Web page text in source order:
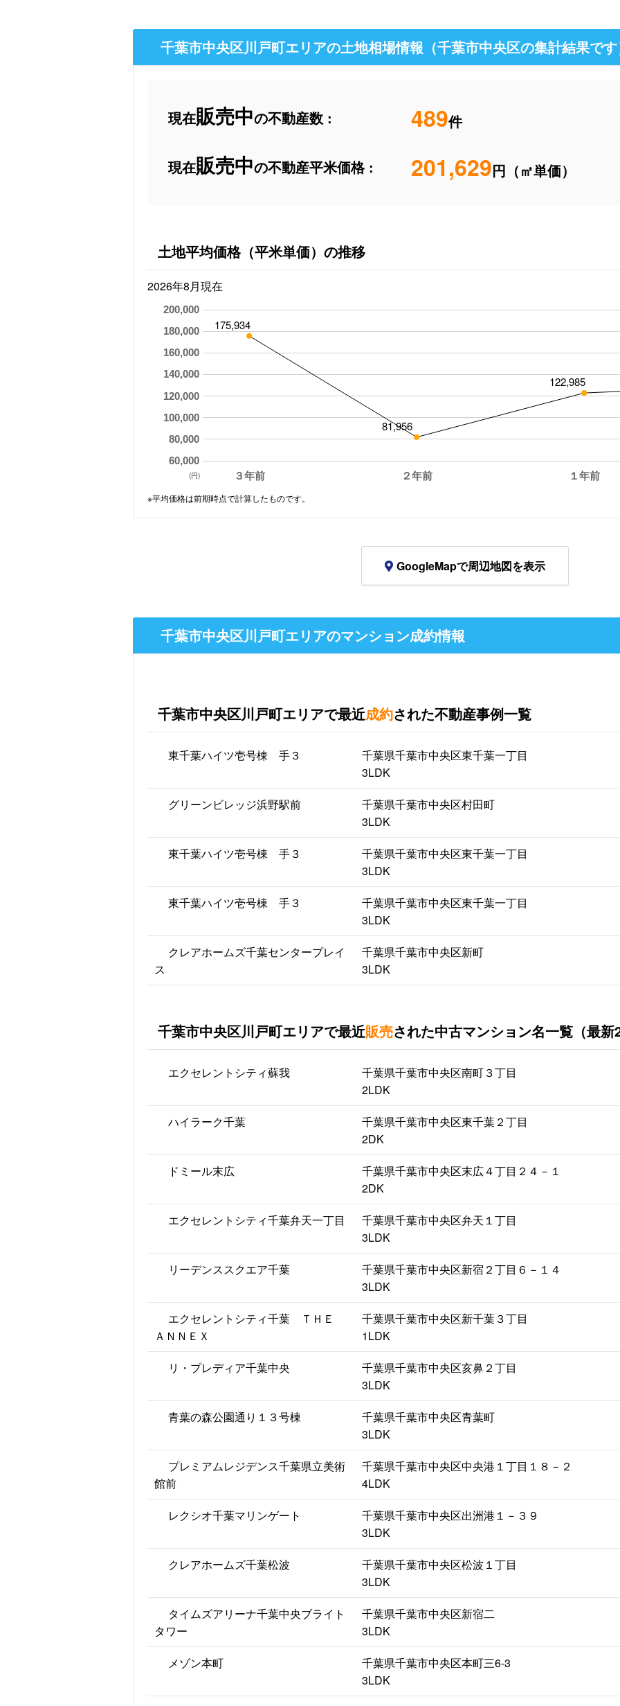
千葉市中央区川戸町エリアの土地相場情報（千葉市中央区の集計結果で
現在販売中の不動産数 : 489件
現在販売中の不動産平米価格 : 201,629円（㎡単価）
土地平均価格（平米単価）の推移
2026年8月現在
３年前 ２年前 １年前
60,000
80,000
100,000
120,000
140,000
160,000
180,000
200,000
175,934
81,956
122,985
(円)
※平均価格は前期時点で計算したものです。
GoogleMapで周辺地図を表示
千葉市中央区川戸町エリアのマンション成約情報
千葉市中央区川戸町エリアで最近成約された不動産事例一覧
東千葉ハイツ壱号棟 手３
千葉県千葉市中央区東千葉一丁目
3LDK
グリーンビレッジ浜野駅前
千葉県千葉市中央区村田町
3LDK
東千葉ハイツ壱号棟 手３
千葉県千葉市中央区東千葉一丁目
3LDK
東千葉ハイツ壱号棟 手３
千葉県千葉市中央区東千葉一丁目
3LDK
クレアホームズ千葉センタープレイ
ス
千葉県千葉市中央区新町
3LDK
千葉市中央区川戸町エリアで最近販売された中古マンション名一覧（最
エクセレントシティ蘇我
千葉県千葉市中央区南町３丁目
2LDK
ハイラーク千葉
千葉県千葉市中央区東千葉２丁目
2DK
ドミール末広
千葉県千葉市中央区末広４丁目２４－１
2DK
エクセレントシティ千葉弁天一丁目
千葉県千葉市中央区弁天１丁目
3LDK
リーデンススクエア千葉
千葉県千葉市中央区新宿２丁目６－１４
3LDK
エクセレントシティ千葉 ＴＨＥ
ＡＮＮＥＸ
千葉県千葉市中央区新千葉３丁目
1LDK
リ・プレディア千葉中央
千葉県千葉市中央区亥鼻２丁目
3LDK
青葉の森公園通り１３号棟
千葉県千葉市中央区青葉町
3LDK
プレミアムレジデンス千葉県立美術
館前
千葉県千葉市中央区中央港１丁目１８－２
4LDK
レクシオ千葉マリンゲート
千葉県千葉市中央区出洲港１－３９
3LDK
クレアホームズ千葉松波
千葉県千葉市中央区松波１丁目
3LDK
タイムズアリーナ千葉中央ブライト
タワー
千葉県千葉市中央区新宿二
3LDK
メゾン本町
千葉県千葉市中央区本町三6-3
3LDK